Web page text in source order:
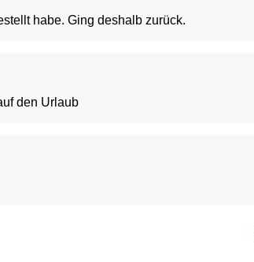
habe. Ging deshalb zurück.
den Urlaub